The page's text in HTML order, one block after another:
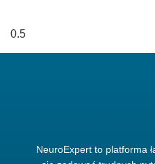
NeuroExpert to platforma